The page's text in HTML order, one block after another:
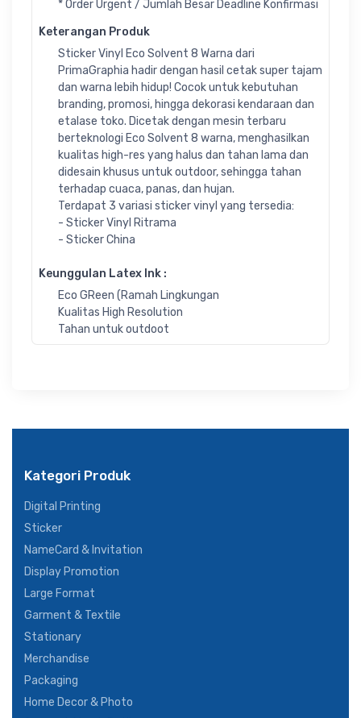
* Order Urgent / Jumlah Besar Deadline Konfirmasi
Keterangan Produk
Sticker Vinyl Eco Solvent 8 Warna dari
PrimaGraphia hadir dengan hasil cetak super tajam
dan warna lebih hidup! Cocok untuk kebutuhan
branding, promosi, hingga dekorasi kendaraan dan
etalase toko. Dicetak dengan mesin terbaru
berteknologi Eco Solvent 8 warna, menghasilkan
kualitas high-res yang halus dan tahan lama dan
didesain khusus untuk outdoor, sehingga tahan
terhadap cuaca, panas, dan hujan.
Terdapat 3 variasi sticker vinyl yang tersedia:
- Sticker Vinyl Ritrama
- Sticker China
Keunggulan Latex Ink :
Eco GReen (Ramah Lingkungan
Kualitas High Resolution
Tahan untuk outdoot
Kategori Produk
Digital Printing
Sticker
NameCard & Invitation
Display Promotion
Large Format
Garment & Textile
Stationary
Merchandise
Packaging
Home Decor & Photo